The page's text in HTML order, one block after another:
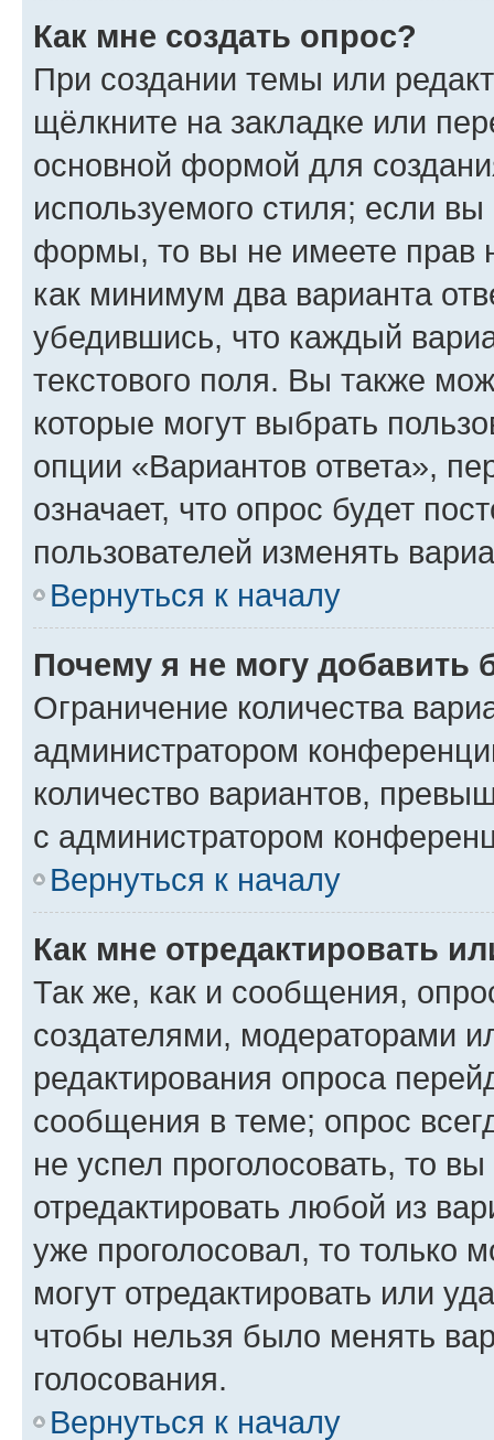
Как мне создать опрос?
При создании темы или
щёлкните на закладке или
основной формой для
используемого стиля; если
формы, то вы не имеете прав
как минимум два варианта
убедившись, что каждый
текстового поля. Вы также
которые могут выбрать
опции «Вариантов ответа»,
означает, что опрос будет
пользователей изменять
Вернуться к началу
Почему я не могу добавить
Ограничение количества
администратором
количество вариантов,
с администратором
Вернуться к началу
Как мне отредактировать
Так же, как и сообщения,
создателями, модераторами
редактирования опроса
сообщения в теме; опрос
не успел проголосовать, то
отредактировать любой из
уже проголосовал, то только
могут отредактировать или
чтобы нельзя было менять
голосования.
Вернуться к началу